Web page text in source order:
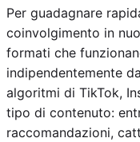
Per guadagnare
coinvolgimento in
formati che
indipendentemente
algoritmi di TikTok,
tipo di contenuto:
raccomandazioni,